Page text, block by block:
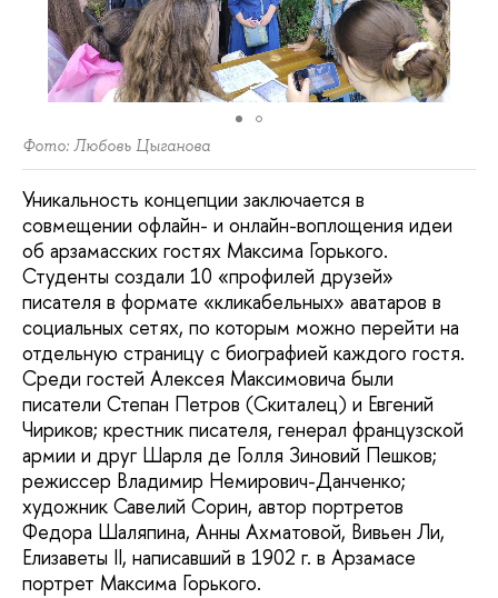
Фото: Любовь Цыганова
Уникальность концепции заключается в
совмещении офлайн- и онлайн-воплощения идеи
об арзамасских гостях Максима Горького.
Студенты создали 10 «профилей друзей»
писателя в формате «кликабельных» аватаров в
социальных сетях, по которым можно перейти на
отдельную страницу с биографией каждого гостя.
Среди гостей Алексея Максимовича были
писатели Степан Петров (Скиталец) и Евгений
Чириков; крестник писателя, генерал французской
армии и друг Шарля де Голля Зиновий Пешков;
режиссер Владимир Немирович-Данченко;
художник Савелий Сорин, автор портретов
Федора Шаляпина, Анны Ахматовой, Вивьен Ли,
Елизаветы II, написавший в 1902 г. в Арзамасе
портрет Максима Горького.